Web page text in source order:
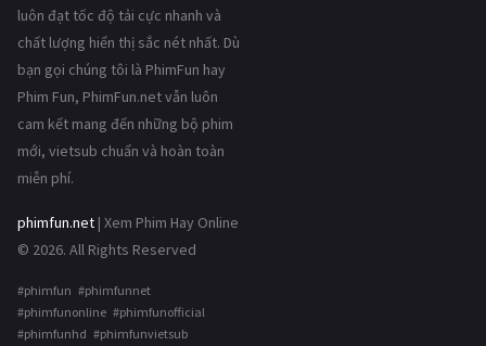
luôn đạt tốc độ tải cực nhanh và
chất lượng hiển thị sắc nét nhất. Dù
bạn gọi chúng tôi là PhimFun hay
Phim Fun, PhimFun.net vẫn luôn
cam kết mang đến những bộ phim
mới, vietsub chuẩn và hoàn toàn
miễn phí.
phimfun.net | Xem Phim Hay Online
© 2026. All Rights Reserved
#phimfun #phimfunnet
#phimfunonline #phimfunofficial
#phimfunhd #phimfunvietsub